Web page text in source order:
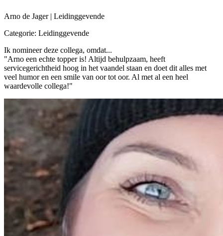
Arno de Jager | Leidinggevende
Categorie: Leidinggevende
Ik nomineer deze collega, omdat...
"Arno een echte topper is! Altijd behulpzaam, heeft
servicegerichtheid hoog in het vaandel staan en doet dit alles met
veel humor en een smile van oor tot oor. Al met al een heel
waardevolle collega!"